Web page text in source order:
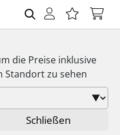
die Preise inklusive
Standort zu sehen
Schließen